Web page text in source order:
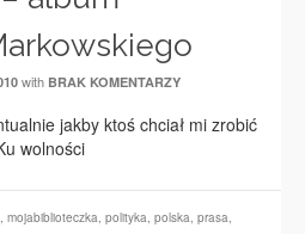
with BRAK KOMENTARZY
jakby ktoś chciał mi zrobić
wolności
, mojabiblioteczka, polityka, polska, prasa,